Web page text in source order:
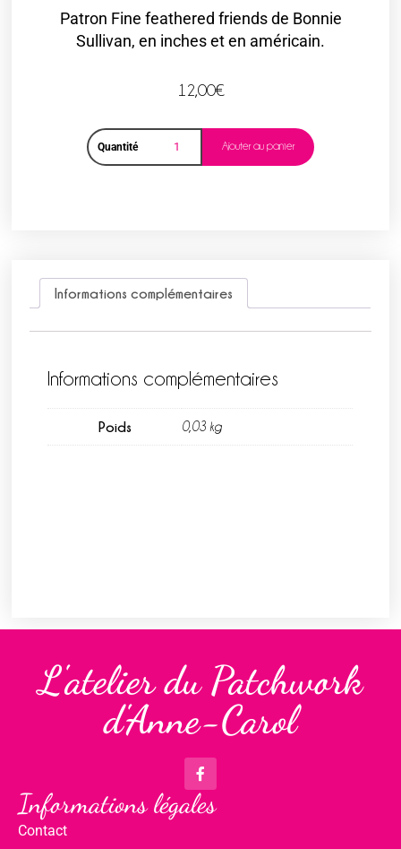
Patron Fine feathered friends de Bonnie
Sullivan, en inches et en américain.
12,00€
Quantité Ajouter au panier
Informations complémentaires
Informations complémentaires
Poids 0,03 kg
L'atelier du Patchwork
d'Anne-Carol
Informations légales
Contact